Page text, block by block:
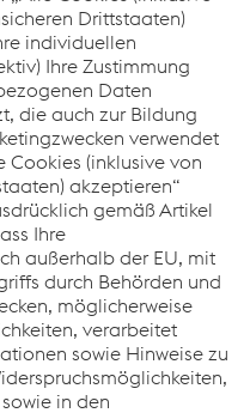
helfen?
Informationen
jederzeit an uns